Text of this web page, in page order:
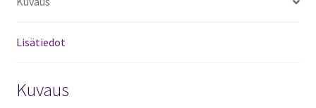
Lisätiedot
Kuvaus